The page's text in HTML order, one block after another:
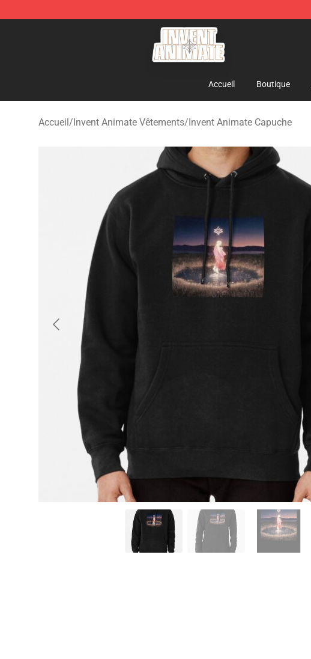
Invent Animate Shop - Official Invent Animate Merchandise Store
Accueil Boutique
Accueil/Invent Animate Vêtements/Invent Animate Capuche